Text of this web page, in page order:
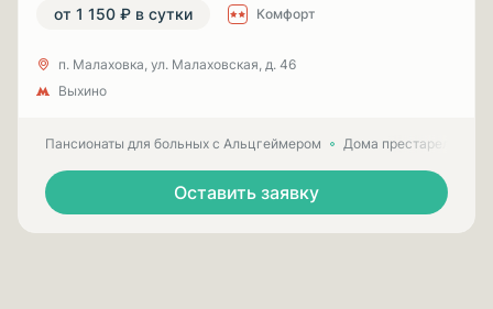
от 1 150 ₽ в сутки Комфорт
п. Малаховка, ул. Малаховская, д. 46
Выхино
Пансионаты для больных с Альцгеймером Дома престарелых
Оставить заявку